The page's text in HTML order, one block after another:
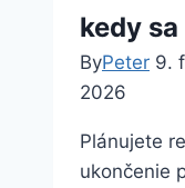
kedy
ByPeter 9.
2026
Plánujete
ukončenie